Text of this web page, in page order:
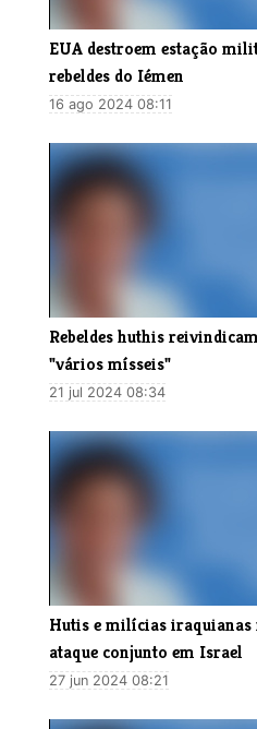
EUA destroem estação
rebeldes do Iémen
16 ago 2024 08:11
Rebeldes huthis
"vários mísseis"
21 jul 2024 08:34
Hutis e milícias
ataque conjunto em Israel
27 jun 2024 08:21